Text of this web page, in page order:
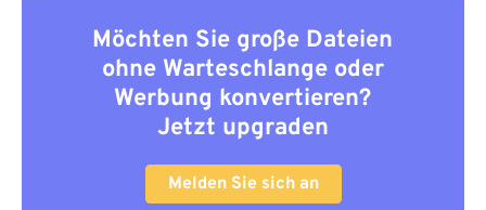
Möchten Sie große Dateien
ohne Warteschlange oder
Werbung konvertieren?
Jetzt upgraden
Melden Sie sich an